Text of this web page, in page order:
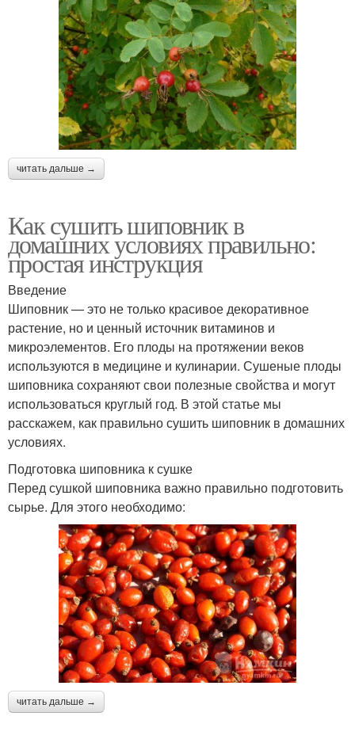
читать дальше →
Как сушить шиповник в
домашних условиях правильно:
простая инструкция
Введение
Шиповник — это не только красивое декоративное
растение, но и ценный источник витаминов и
микроэлементов. Его плоды на протяжении веков
используются в медицине и кулинарии. Сушеные плоды
шиповника сохраняют свои полезные свойства и могут
использоваться круглый год. В этой статье мы
расскажем, как правильно сушить шиповник в домашних
условиях.
Подготовка шиповника к сушке
Перед сушкой шиповника важно правильно подготовить
сырье. Для этого необходимо:
читать дальше →